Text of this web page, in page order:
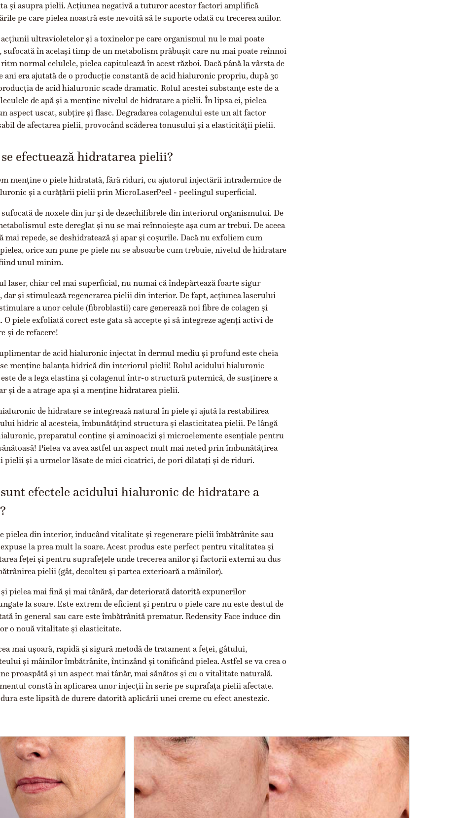
și asupra pielii. Acțiunea negativă a tuturor acestor factori amplifică
pe care pielea noastră este nevoită să le suporte odată cu trecerea anilor.
acțiunii ultravioletelor și a toxinelor pe care organismul nu le mai poate
sufocată în același timp de un metabolism prăbușit care nu mai poate reînnoi
normal celulele, pielea capitulează în acest război. Dacă până la vârsta de
ani era ajutată de o producție constantă de acid hialuronic propriu, după 30
de acid hialuronic scade dramatic. Rolul acestei substanțe este de a
de apă și a menține nivelul de hidratare a pielii. În lipsa ei, pielea
aspect uscat, subțire și flasc. Degradarea colagenului este un alt factor
de afectarea pielii, provocând scăderea tonusului și a elasticității pielii.
efectuează hidratarea pielii?
menține o piele hidratată, fără riduri, cu ajutorul injectării intradermice de
și a curățării pielii prin MicroLaserPeel - peelingul superficial.
sufocată de noxele din jur și de dezechilibrele din interiorul organismului. De
este dereglat și nu se mai reînnoiește așa cum ar trebui. De aceea
mai repede, se deshidratează și apar și coșurile. Dacă nu exfoliem cum
orice am pune pe piele nu se absoarbe cum trebuie, nivelul de hidratare
unul minim.
laser, chiar cel mai superficial, nu numai că îndepărtează foarte sigur
dar și stimulează regenerarea pielii din interior. De fapt, acțiunea laserului
a unor celule (fibroblastii) care generează noi fibre de colagen și
O piele exfoliată corect este gata să accepte și să integreze agenți activi de
și de refacere!
de acid hialuronic injectat în dermul mediu și profund este cheia
menține balanța hidrică din interiorul pielii! Rolul acidului hialuronic
de a lega elastina și colagenul într-o structură puternică, de susținere a
și de a atrage apa și a menține hidratarea pielii.
de hidratare se integrează natural în piele și ajută la restabilirea
hidric al acesteia, îmbunătățind structura și elasticitatea pielii. Pe lângă
preparatul conține și aminoacizi și microelemente esențiale pentru
Pielea va avea astfel un aspect mult mai neted prin îmbunătățirea
pielii și a urmelor lăsate de mici cicatrici, de pori dilatați și de riduri.
efectele acidului hialuronic de hidratare a
pielea din interior, inducând vitalitate și regenerare pielii îmbătrânite sau
la prea mult la soare. Acest produs este perfect pentru vitalitatea și
feței și pentru suprafețele unde trecerea anilor și factorii externi au dus
pielii (gât, decolteu și partea exterioară a mâinilor).
pielea mai fină și mai tânără, dar deteriorată datorită expunerilor
la soare. Este extrem de eficient și pentru o piele care nu este destul de
în general sau care este îmbătrânită prematur. Redensity Face induce din
o nouă vitalitate și elasticitate.
mai ușoară, rapidă și sigură metodă de tratament a feței, gâtului,
și mâinilor îmbătrânite, întinzând și tonificând pielea. Astfel se va crea o
proaspătă și un aspect mai tânăr, mai sănătos și cu o vitalitate naturală.
constă în aplicarea unor injecții în serie pe suprafața pielii afectate.
este lipsită de durere datorită aplicării unei creme cu efect anestezic.